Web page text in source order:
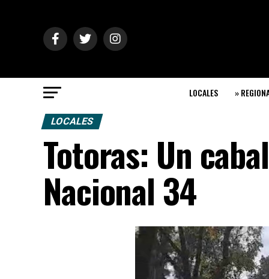
LOCALES »
LOCALES
Totoras: Un
Nacional 34